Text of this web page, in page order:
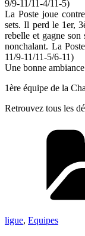
9/9-11/11-4/11-5)
La Poste joue
sets. Il perd le 1er,
rebelle et gagne
nonchalant. La
11/9-11/11-5/6-11)
Une bonne
1ère équipe de la
Retrouvez tous les
ligue, Equipes